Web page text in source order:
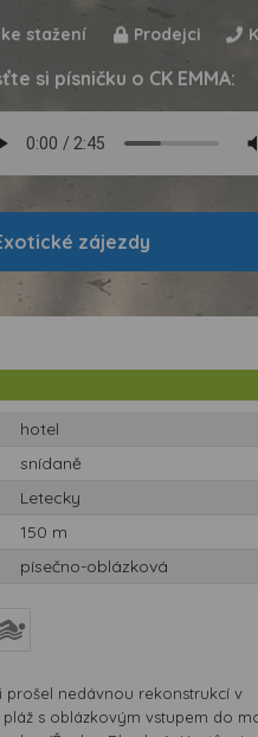
stažení Prodejci
si písničku o CK EMMA:
zájezdy
hotel
snídaně
Letecky
150 m
písečno-oblázková
prošel nedávnou rekonstrukcí v
s oblázkovým vstupem do